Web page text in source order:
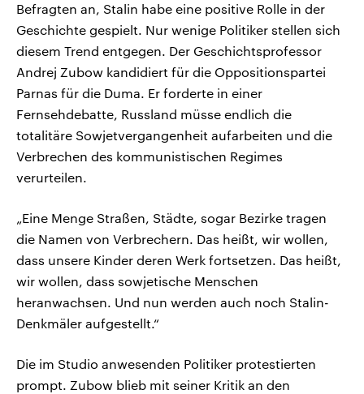
Befragten an, Stalin habe eine positive Rolle in der
Geschichte gespielt. Nur wenige Politiker stellen sich
diesem Trend entgegen. Der Geschichtsprofessor
Andrej Zubow kandidiert für die Oppositionspartei
Parnas für die Duma. Er forderte in einer
Fernsehdebatte, Russland müsse endlich die
totalitäre Sowjetvergangenheit aufarbeiten und die
Verbrechen des kommunistischen Regimes
verurteilen.
„Eine Menge Straßen, Städte, sogar Bezirke tragen
die Namen von Verbrechern. Das heißt, wir wollen,
dass unsere Kinder deren Werk fortsetzen. Das heißt,
wir wollen, dass sowjetische Menschen
heranwachsen. Und nun werden auch noch Stalin-
Denkmäler aufgestellt.“
Die im Studio anwesenden Politiker protestierten
prompt. Zubow blieb mit seiner Kritik an den